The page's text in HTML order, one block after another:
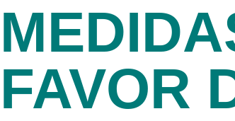
FAVOR